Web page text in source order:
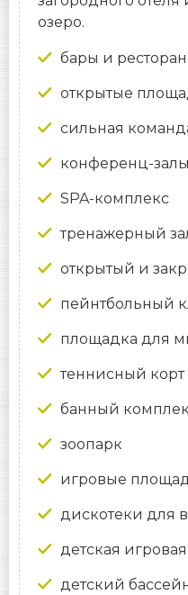
озеро.
бары и
открытые
сильная
конференц-залы
SPA-комплекс
тренажерный
открытый и
пейнтбольный
площадка для
теннисный корт
банный
зоопарк
игровые
дискотеки для
детская
детский